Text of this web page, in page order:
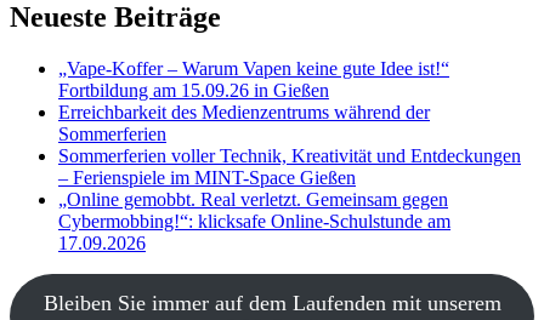
Neueste Beiträge
„Vape-Koffer – Warum Vapen keine gute Idee ist!“
Fortbildung am 15.09.26 in Gießen
Erreichbarkeit des Medienzentrums während der
Sommerferien
Sommerferien voller Technik, Kreativität und Entdeckungen
– Ferienspiele im MINT-Space Gießen
„Online gemobbt. Real verletzt. Gemeinsam gegen
Cybermobbing!“: klicksafe Online-Schulstunde am
17.09.2026
Bleiben Sie immer auf dem Laufenden mit unserem